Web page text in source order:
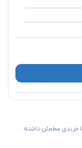
خریدی مطمئن داشته